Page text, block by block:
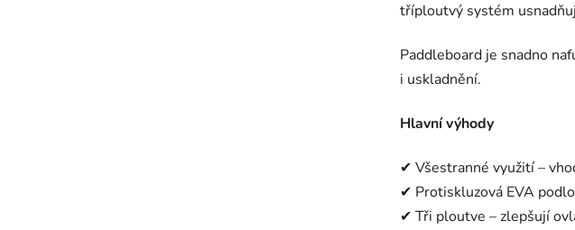
tříploutvý systém
Paddleboard je snadno
i uskladnění.
Hlavní výhody
✔ Všestranné využití –
✔ Protiskluzová EVA
✔ Tři ploutve – zlepšují